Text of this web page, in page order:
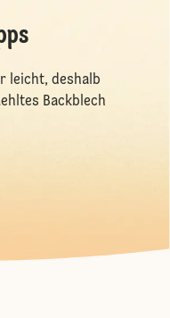
leicht, deshalb
Backblech